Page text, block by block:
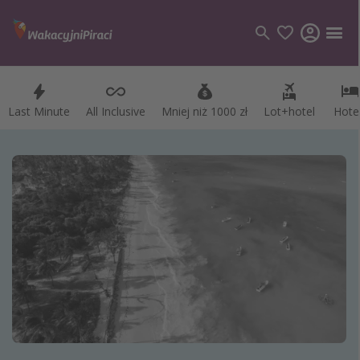
Last Minute All Inclusive Mniej niż 1000 zł Lot+hotel
Last Minute All Inclusive Mniej niż 1000 zł Lot+hotel
Kategorie
Hotele
Wakacje
Rejsy
Kierunki
Grecja
Turcja